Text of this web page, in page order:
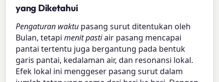
yang Diketahui
Pengaturan waktu pasang surut ditentukan oleh
Bulan, tetapimenit pastiair pasang mencapai
pantai tertentu juga bergantung pada bentuk
garis pantai, kedalaman air, dan resonansi lokal.
Efek lokal ini menggeser pasang surut dalam